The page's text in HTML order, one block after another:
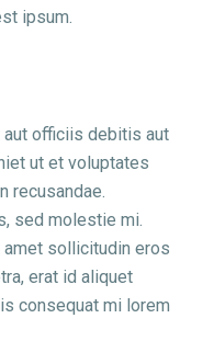
ipsum.
aut officiis debitis aut
ut et voluptates
recusandae.
sed molestie mi.
sollicitudin eros
erat id aliquet
consequat mi lorem